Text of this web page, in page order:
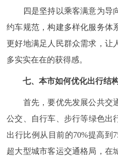
四是坚持以乘客满意为导
约车规范，构建多样化服务体
更好地满足人民群众需求，让
多实实在在的获得感。
七、本市如何优化出行结构
首先，要优先发展公共交
公交、自行车、步行等绿色出
出行比例从目前的70%提高到
超大型城市客运交通格局，在